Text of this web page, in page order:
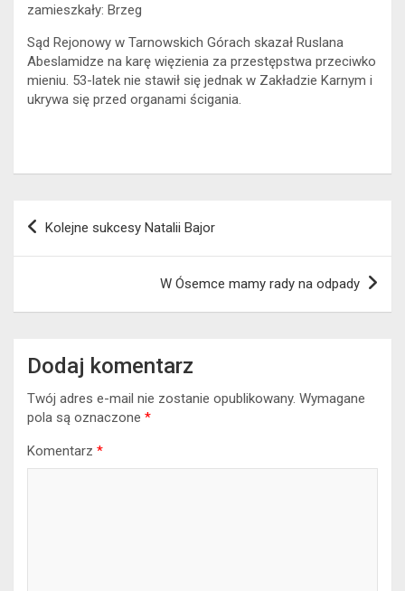
zamieszkały: Brzeg
Sąd Rejonowy w Tarnowskich Górach skazał Ruslana
Abeslamidze na karę więzienia za przestępstwa przeciwko
mieniu. 53-latek nie stawił się jednak w Zakładzie Karnym i
ukrywa się przed organami ścigania.
Nawigacja
wpisu
Kolejne sukcesy Natalii Bajor
W Ósemce mamy rady na odpady
Dodaj komentarz
Twój adres e-mail nie zostanie opublikowany. Wymagane
pola są oznaczone *
Komentarz *